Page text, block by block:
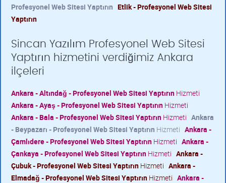
Profesyonel Web Sitesi Yaptırın Etlik - Profesyonel Web Sitesi
Yaptırın
Sincan Yazılım Profesyonel Web Sitesi
Yaptırın hizmetini verdiğimiz Ankara
ilçeleri
Ankara - Altındağ - Profesyonel Web Sitesi Yaptırın Hizmeti
Ankara - Ayaş - Profesyonel Web Sitesi Yaptırın Hizmeti
Ankara - Bala - Profesyonel Web Sitesi Yaptırın Hizmeti Ankara
- Beypazarı - Profesyonel Web Sitesi Yaptırın Hizmeti Ankara -
Çamlıdere - Profesyonel Web Sitesi Yaptırın Hizmeti Ankara -
Çankaya - Profesyonel Web Sitesi Yaptırın Hizmeti Ankara -
Çubuk - Profesyonel Web Sitesi Yaptırın Hizmeti Ankara -
Elmadağ - Profesyonel Web Sitesi Yaptırın Hizmeti Ankara -